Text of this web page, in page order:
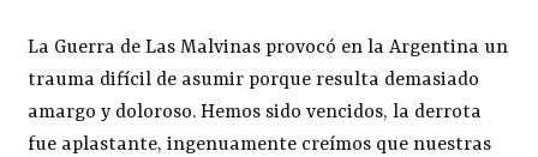
La Guerra de Las Malvinas provocó en la Argentina un
trauma difícil de asumir porque resulta demasiado
amargo y doloroso. Hemos sido vencidos, la derrota
fue aplastante, ingenuamente creímos que nuestras